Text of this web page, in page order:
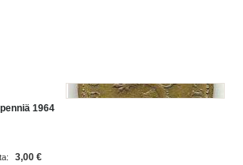
1964
3,00 €